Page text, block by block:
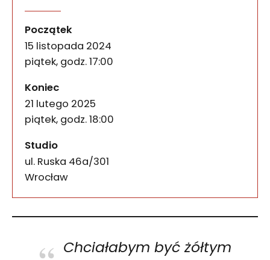
Chciałabym być żółtym psem. Mogłabym
Początek
15 listopada 2024
piątek, godz. 17:00
Koniec
21 lutego 2025
piątek, godz. 18:00
Studio
ul. Ruska 46a/301
50-079
Wrocław
Chciałabym być żółtym